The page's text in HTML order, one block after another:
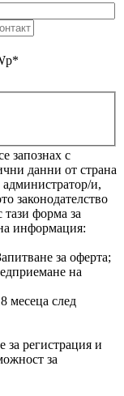
запознах с
данни от страна
администратор/и,
законодателство
тази форма за
информация:
за оферта;
на
месеца след
за регистрация и
за